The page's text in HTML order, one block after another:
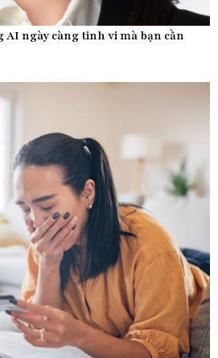
AI ngày càng tinh vi mà bạn cần